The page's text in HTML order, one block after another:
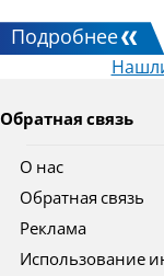
Подробнее
Обратная связь
О нас
Обратная связь
Реклама
Использование